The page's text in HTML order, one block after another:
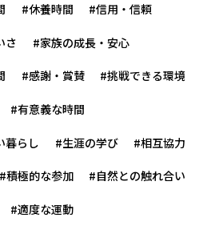
#休養時間 #信用・信頼
さ #家族の成長・安心
#感謝・賞賛 #挑戦できる環境
#有意義な時間
暮らし #生涯の学び #相互協力
#積極的な参加 #自然との触れ合い
#適度な運動